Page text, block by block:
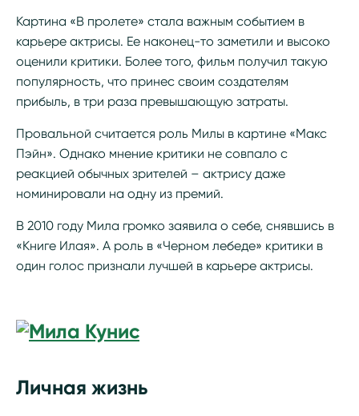
Картина «В пролете» стала важным событием в
карьере актрисы. Ее наконец-то заметили и высоко
оценили критики. Более того, фильм получил такую
популярность, что принес своим создателям
прибыль, в три раза превышающую затраты.
Провальной считается роль Милы в картине «Макс
Пэйн». Однако мнение критики не совпало с
реакцией обычных зрителей – актрису даже
номинировали на одну из премий.
В 2010 году Мила громко заявила о себе, снявшись в
«Книге Илая». А роль в «Черном лебеде» критики в
один голос признали лучшей в карьере актрисы.
Личная жизнь